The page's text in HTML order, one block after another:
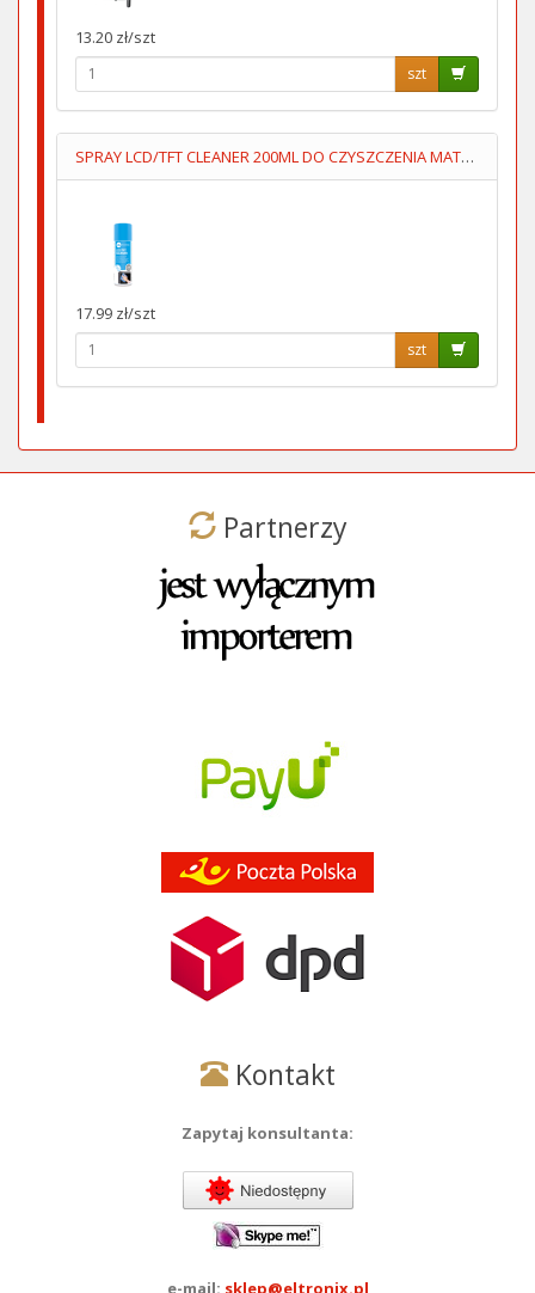
13.20 zł/szt
szt
SPRAY LCD/TFT CLEANER 200ML DO CZYSZCZENIA MATRYC LCD/TFT
17.99 zł/szt
szt
Partnerzy
Kontakt
Zapytaj konsultanta:
e-mail: sklep@eltronix.pl